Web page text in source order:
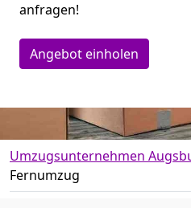
anfragen!
Angebot einholen
Umzugsunternehmen
Fernumzug